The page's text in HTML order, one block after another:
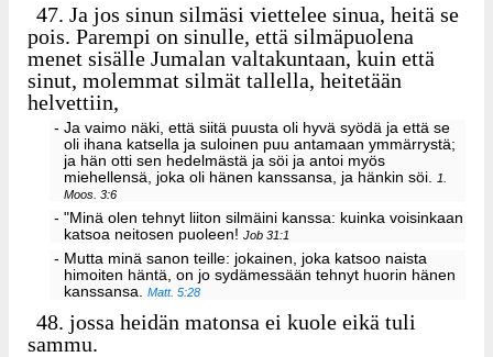
47. Ja jos sinun silmäsi viettelee sinua, heitä se
pois. Parempi on sinulle, että silmäpuolena
menet sisälle Jumalan valtakuntaan, kuin että
sinut, molemmat silmät tallella, heitetään
helvettiin,
- Ja vaimo näki, että siitä puusta oli hyvä syödä ja että se
oli ihana katsella ja suloinen puu antamaan ymmärrystä;
ja hän otti sen hedelmästä ja söi ja antoi myös
miehellensä, joka oli hänen kanssansa, ja hänkin söi.1.
Moos. 3:6
- "Minä olen tehnyt liiton silmäini kanssa: kuinka voisinkaan
katsoa neitosen puoleen!Job 31:1
- Mutta minä sanon teille: jokainen, joka katsoo naista
himoiten häntä, on jo sydämessään tehnyt huorin hänen
kanssansa.Matt. 5:28
48. jossa heidän matonsa ei kuole eikä tuli
sammu.